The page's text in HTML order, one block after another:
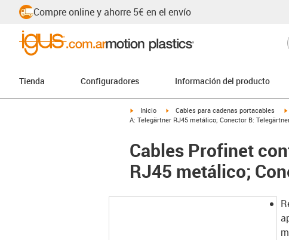
Compre online y ahorre 5€ en el envío
Tienda Configuradores Información del producto
igus-icon-arrow-right
Inicio igus-icon-arrow-right
Cables para cadenas portacables
A: Telegärtner RJ45 metálico; Conector B:
Cables Profinet
RJ45 metálico;